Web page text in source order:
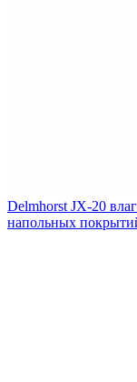
Delmhorst JX-20
напольных